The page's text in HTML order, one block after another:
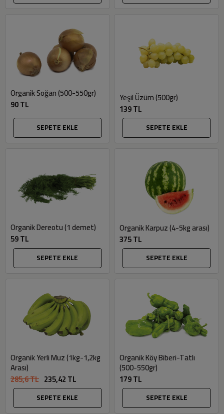
Organik Soğan (500-550gr)
90 TL
SEPETE EKLE
Yeşil Üzüm (500gr)
139 TL
SEPETE EKLE
Organik Dereotu (1 demet)
59 TL
SEPETE EKLE
Organik Karpuz (4-5kg arası)
375 TL
SEPETE EKLE
Organik Yerli Muz (1kg-1,2kg
Arası)
285,6 TL 235,42 TL
SEPETE EKLE
Organik Köy Biberi-Tatlı
(500-550gr)
179 TL
SEPETE EKLE